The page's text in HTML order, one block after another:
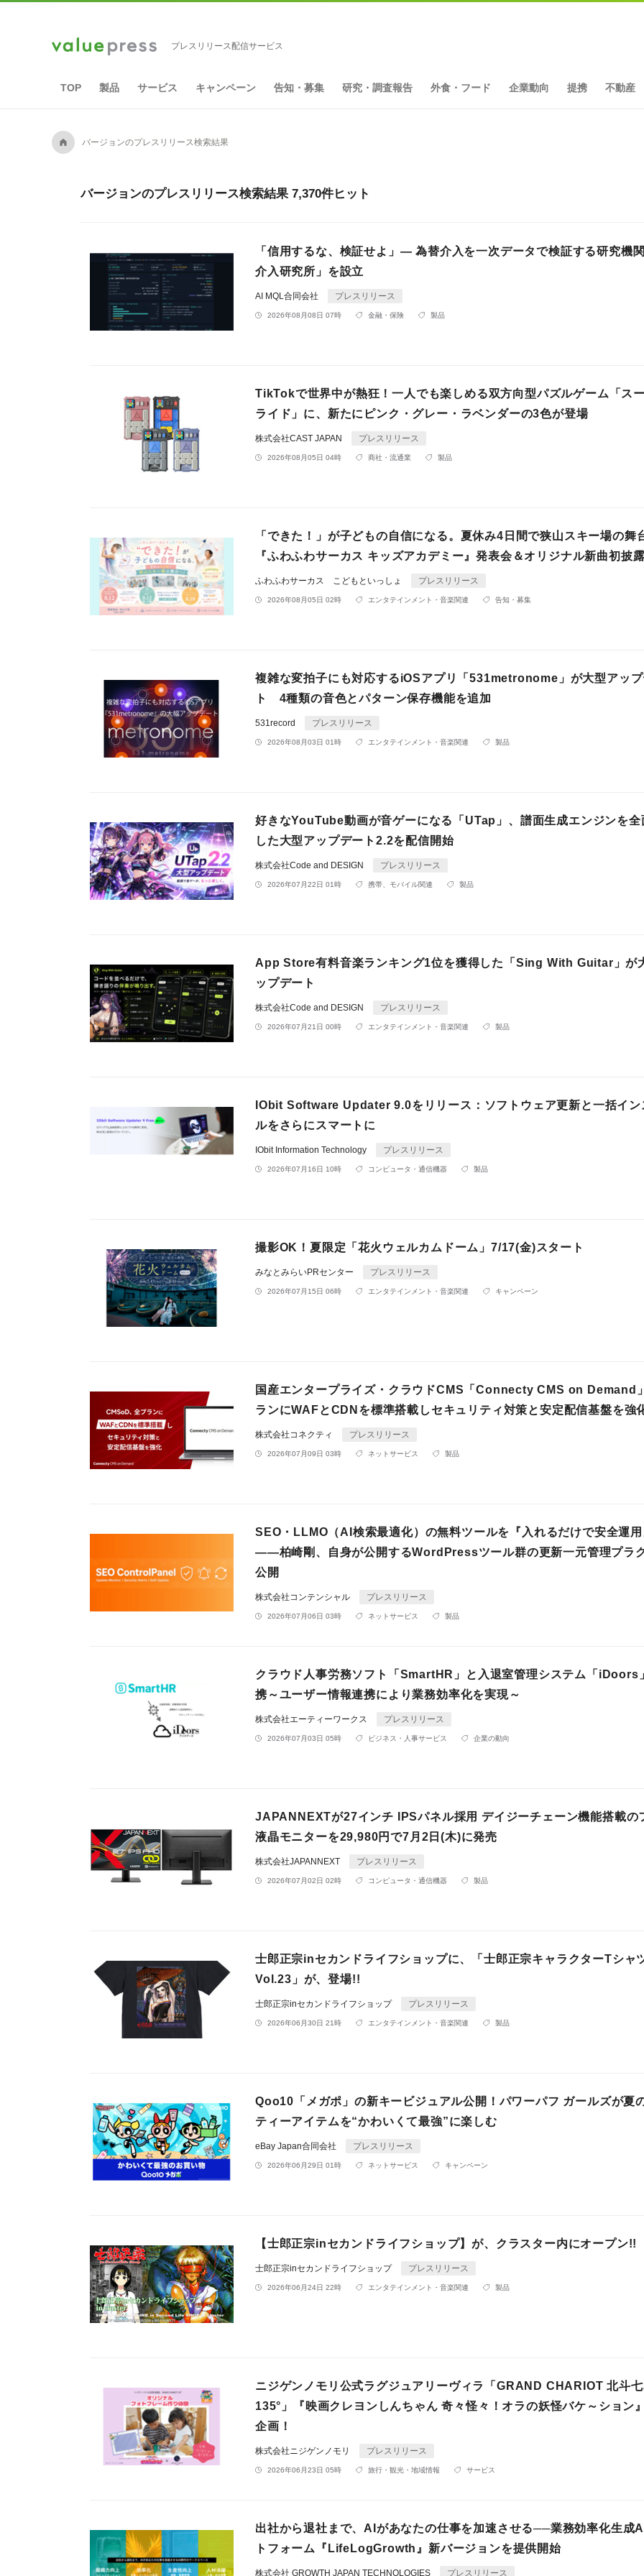
プレスリリース配信サービス
TOP 製品 サービス キャンペーン 告知・募集 研究・調査報告 外食・フード 企業動向 提携 不動産
A バージョンのプレスリリース検索結果
バージョンのプレスリリース検索結果 7,370件ヒット
「信用するな、検証せよ」— 為替介入を一次データで検証する研究機
介入研究所」を設立
AI MQL合同会社 プレスリリース
2026年08月08日 07時 金融・保険 製品
TikTokで世界中が熱狂！一人でも楽しめる双方向型パズルゲーム「ス
ライド」に、新たにピンク・グレー・ラベンダーの3色が登場
株式会社CAST JAPAN プレスリリース
2026年08月05日 04時 商社・流通業 製品
「できた！」が子どもの自信になる。夏休み4日間で狭山スキー場の舞
『ふわふわサーカス キッズアカデミー』発表会＆オリジナル新曲初披
ふわふわサーカス こどもといっしょ プレスリリース
2026年08月05日 02時 エンタテインメント・音楽関連 告知・募集
複雑な変拍子にも対応するiOSアプリ「531metronome」が大型アッ
ト 4種類の音色とパターン保存機能を追加
531record プレスリリース
2026年08月03日 01時 エンタテインメント・音楽関連 製品
好きなYouTube動画が音ゲーになる「UTap」、譜面生成エンジンを全
した大型アップデート2.2を配信開始
株式会社Code and DESIGN プレスリリース
2026年07月22日 01時 携帯、モバイル関連 製品
App Store有料音楽ランキング1位を獲得した「Sing With Guitar」が
ップデート
株式会社Code and DESIGN プレスリリース
2026年07月21日 00時 エンタテインメント・音楽関連 製品
IObit Software Updater 9.0をリリース：ソフトウェア更新と一括イン
ルをさらにスマートに
IObit Information Technology プレスリリース
2026年07月16日 10時 コンピュータ・通信機器 製品
撮影OK！夏限定「花火ウェルカムドーム」7/17(金)スタート
みなとみらいPRセンター プレスリリース
2026年07月15日 06時 エンタテインメント・音楽関連 キャンペーン
国産エンタープライズ・クラウドCMS「Connecty CMS on Demand
ランにWAFとCDNを標準搭載しセキュリティ対策と安定配信基盤を強
株式会社コネクティ プレスリリース
2026年07月09日 03時 ネットサービス 製品
SEO・LLMO（AI検索最適化）の無料ツールを『入れるだけで安全運
——柏崎剛、自身が公開するWordPressツール群の更新一元管理プラ
公開
株式会社コンテンシャル プレスリリース
2026年07月06日 03時 ネットサービス 製品
クラウド人事労務ソフト「SmartHR」と入退室管理システム「iDoors
携～ユーザー情報連携により業務効率化を実現～
株式会社エーティーワークス プレスリリース
2026年07月03日 05時 ビジネス・人事サービス 企業の動向
JAPANNEXTが27インチ IPSパネル採用 デイジーチェーン機能搭載の
液晶モニターを29,980円で7月2日(木)に発売
株式会社JAPANNEXT プレスリリース
2026年07月02日 02時 コンピュータ・通信機器 製品
士郎正宗inセカンドライフショップに、「士郎正宗キャラクターTシャ
Vol.23」が、登場!!
士郎正宗inセカンドライフショップ プレスリリース
2026年06月30日 21時 エンタテインメント・音楽関連 製品
Qoo10「メガポ」の新キービジュアル公開！パワーパフ ガールズが夏
ティーアイテムを“かわいくて最強”に楽しむ
eBay Japan合同会社 プレスリリース
2026年06月29日 01時 ネットサービス キャンペーン
【士郎正宗inセカンドライフショップ】が、クラスター内にオープン!!
士郎正宗inセカンドライフショップ プレスリリース
2026年06月24日 22時 エンタテインメント・音楽関連 製品
ニジゲンノモリ公式ラグジュアリーヴィラ「GRAND CHARIOT 北斗
135°」『映画クレヨンしんちゃん 奇々怪々！オラの妖怪バケ～ション
企画！
株式会社ニジゲンノモリ プレスリリース
2026年06月23日 05時 旅行・観光・地域情報 サービス
出社から退社まで、AIがあなたの仕事を加速させる──業務効率化生成
トフォーム『LifeLogGrowth』新バージョンを提供開始
株式会社 GROWTH JAPAN TECHNOLOGIES プレスリリース